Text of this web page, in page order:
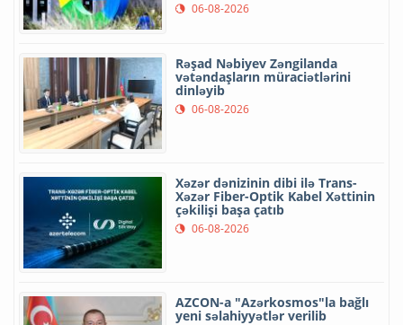
06-08-2026
Rəşad Nəbiyev Zəngilanda
vətəndaşların müraciətlərini
dinləyib
06-08-2026
Xəzər dənizinin dibi ilə Trans-
Xəzər Fiber-Optik Kabel Xəttinin
çəkilişi başa çatıb
06-08-2026
AZCON-a "Azərkosmos"la bağlı
yeni səlahiyyətlər verilib